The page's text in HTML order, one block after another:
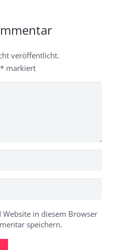
veröffentlicht.
*markiert
Website in diesem Browser
speichern.